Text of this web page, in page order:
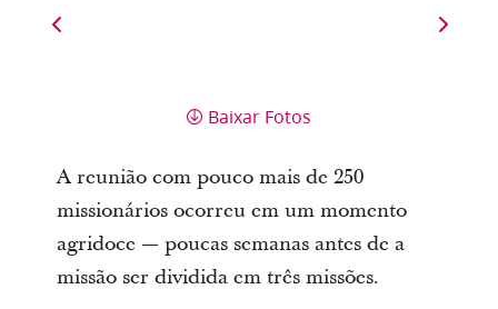
Baixar Fotos
A reunião com pouco mais de 250
missionários ocorreu em um momento
agridoce — poucas semanas antes de a
missão ser dividida em três missões.